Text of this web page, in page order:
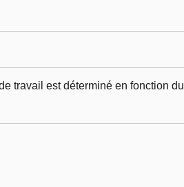
travail est déterminé en fonction du